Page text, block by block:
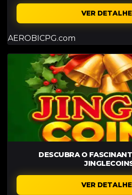
VER
AEROBICPG.com
DESCUBRA O
VER